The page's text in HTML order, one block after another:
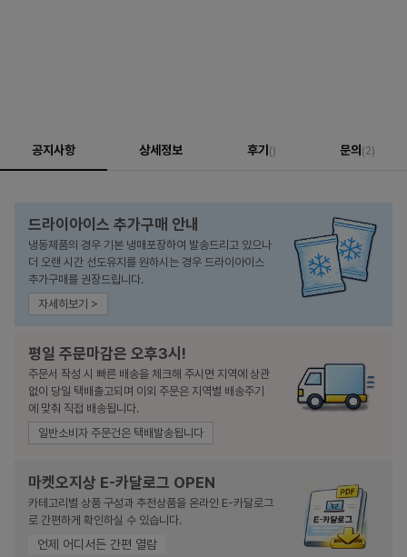
공지사항 상세정보 후기 () 문의 (2)
드라이아이스 추가구매 안내
냉동제품의 경우 기본 냉매포장하여 발송드리고 있으나
더 오랜 시간 선도유지를 원하시는 경우 드라이아이스
추가구매를 권장드립니다.
자세히보기 >
평일 주문마감은 오후3시!
주문서 작성 시 빠른 배송을 체크해 주시면 지역에 상관
없이 당일 택배출고되며 이외 주문은 지역별 배송주기
에 맞춰 직접 배송됩니다.
일반소비자 주문건은 택배발송됩니다
마켓오지상 E-카달로그 OPEN
카테고리별 상품 구성과 추천상품을 온라인 E-카달로그
로 간편하게 확인하실 수 있습니다.
언제 어디서든 간편 열람